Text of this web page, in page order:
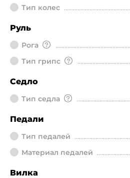
Тип колес
Руль
Рога
Тип грипс
Седло
Тип седла
Педали
Тип педалей
Материал педалей
Вилка